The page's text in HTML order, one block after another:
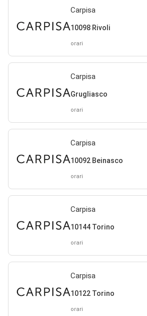
Carpisa
10098 Rivoli
orari
Carpisa
Grugliasco
orari
Carpisa
10092 Beinasco
orari
Carpisa
10144 Torino
orari
Carpisa
10122 Torino
orari